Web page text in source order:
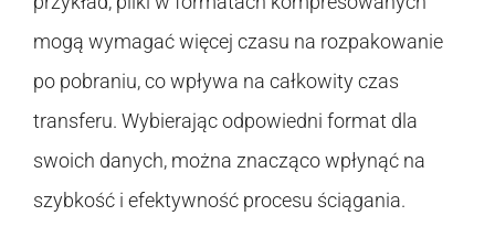
mogą wymagać więcej czasu na rozpakowanie
po pobraniu, co wpływa na całkowity czas
transferu. Wybierając odpowiedni format dla
swoich danych, można znacząco wpłynąć na
szybkość i efektywność procesu ściągania.